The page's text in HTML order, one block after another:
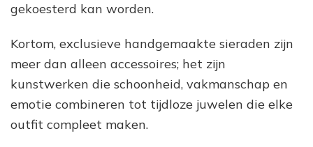
gekoesterd kan worden.
Kortom, exclusieve handgemaakte sieraden zijn
meer dan alleen accessoires; het zijn
kunstwerken die schoonheid, vakmanschap en
emotie combineren tot tijdloze juwelen die elke
outfit compleet maken.